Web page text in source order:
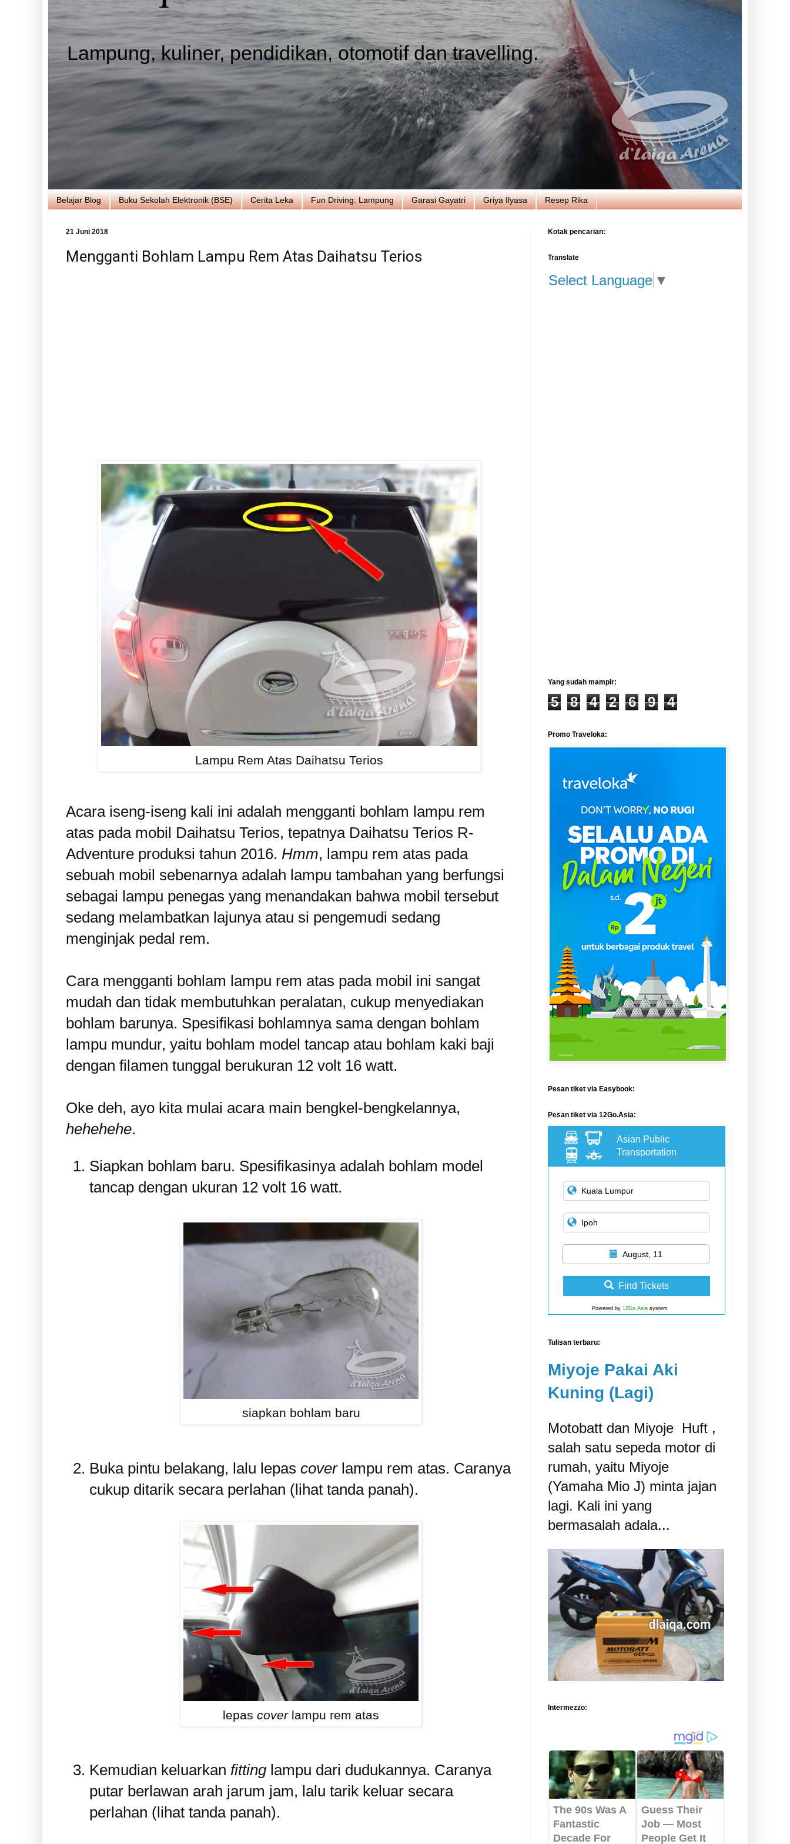
Lampung, kuliner, pendidikan, otomotif dan travelling.
Belajar Blog Buku Sekolah Elektronik (BSE) Cerita Leka Fun Driving: Lampung Garasi Gayatri Griya Ilyasa Resep Rika
21 Juni 2018
Mengganti Bohlam Lampu Rem Atas Daihatsu Terios
Lampu Rem Atas Daihatsu Terios
Acara iseng-iseng kali ini adalah mengganti bohlam lampu rem
atas pada mobil Daihatsu Terios, tepatnya Daihatsu Terios R-
Adventure produksi tahun 2016. Hmm, lampu rem atas pada
sebuah mobil sebenarnya adalah lampu tambahan yang berfungsi
sebagai lampu penegas yang menandakan bahwa mobil tersebut
sedang melambatkan lajunya atau si pengemudi sedang
menginjak pedal rem.
Cara mengganti bohlam lampu rem atas pada mobil ini sangat
mudah dan tidak membutuhkan peralatan, cukup menyediakan
bohlam barunya. Spesifikasi bohlamnya sama dengan bohlam
lampu mundur, yaitu bohlam model tancap atau bohlam kaki baji
dengan filamen tunggal berukuran 12 volt 16 watt.
Oke deh, ayo kita mulai acara main bengkel-bengkelannya,
hehehehe.
Siapkan bohlam baru. Spesifikasinya adalah bohlam model
tancap dengan ukuran 12 volt 16 watt.
siapkan bohlam baru
Buka pintu belakang, lalu lepas coverlampu rem atas. Caranya
cukup ditarik secara perlahan (lihat tanda panah).
lepas coverlampu rem atas
Kemudian keluarkan fittinglampu dari dudukannya. Caranya
putar berlawan arah jarum jam, lalu tarik keluar secara
perlahan (lihat tanda panah).
Kotak pencarian:
Translate
Select Language ▼
Yang sudah mampir:
5 8 4 2 6 9 4
Promo Traveloka:
Pesan tiket via Easybook:
Pesan tiket via 12Go.Asia:
Asian Public
Transportation
August, 11
Find Tickets
Powered by 12Go Asia system
Tulisan terbaru:
Miyoje Pakai Aki
Kuning (Lagi)
Motobatt dan Miyoje ‎ Huft ,
salah satu sepeda motor di
rumah, yaitu Miyoje
(Yamaha Mio J) minta jajan
lagi. Kali ini yang
bermasalah adala...
Intermezzo: